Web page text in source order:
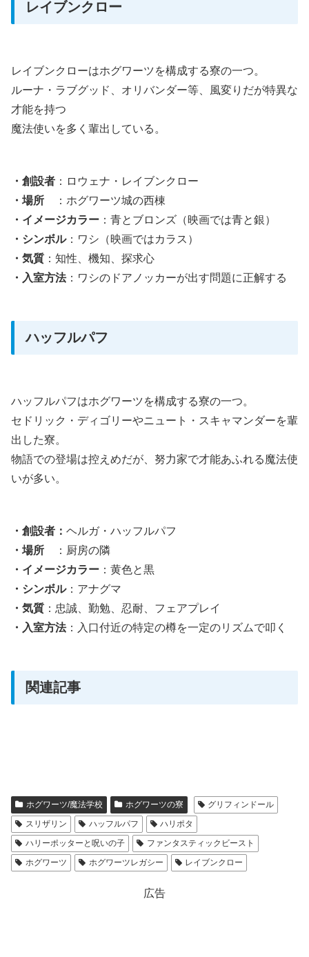
レイブンクロー
レイブンクローはホグワーツを構成する寮の一つ。
ルーナ・ラブグッド、オリバンダー等、風変りだが特異な
才能を持つ
魔法使いを多く輩出している。
・創設者 ：ロウェナ・レイブンクロー
・場所 ：ホグワーツ城の西棟
・イメージカラー ：青とブロンズ（映画では青と銀）
・シンボル：ワシ（映画ではカラス）
・気質 ：知性、機知、探求心
・入室方法：ワシのドアノッカーが出す問題に正解する
ハッフルパフ
ハッフルパフはホグワーツを構成する寮の一つ。
セドリック・ディゴリーやニュート・スキャマンダーを輩
出した寮。
物語での登場は控えめだが、努力家で才能あふれる魔法使
いが多い。
・創設者： ヘルガ・ハッフルパフ
・場所 ：厨房の隣
・イメージカラー ：黄色と黒
・シンボル：アナグマ
・気質 ：忠誠、勤勉、忍耐、フェアプレイ
・入室方法：入口付近の特定の樽を一定のリズムで叩く
関連記事
ホグワーツ/魔法学校 ホグワーツの寮
グリフィンドール
スリザリン
ハッフルパフ
ハリポタ
ハリーポッターと呪いの子
ファンタスティックビースト
ホグワーツ
ホグワーツレガシー レイブンクロー
広告